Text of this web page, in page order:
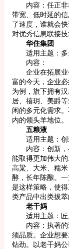
内容：任正非
带宽、低时延的
了速度，谁就会
对优秀信息联接
华住集团
适用主题：多
内容：
企业在拓展业
富的今天，企业
为例，旗下拥有
居、禧玥、美爵
闲的多元化需求
内的领头羊地位。
五粮液
适用主题：创
内容：创新，
能取得更加伟大
高粱、大米、糯
酵，长年陈酿。
是这样策略，使
类产品中出类拔萃
老干妈
适用主题：匠
内容：执著的
须品质。企业想
钻劲。以老干妈